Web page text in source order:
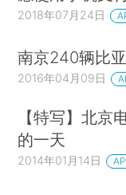
2018年07月24日
南京240辆比
2016年04月09日
【特写】北京
的一天
2014年01月14日